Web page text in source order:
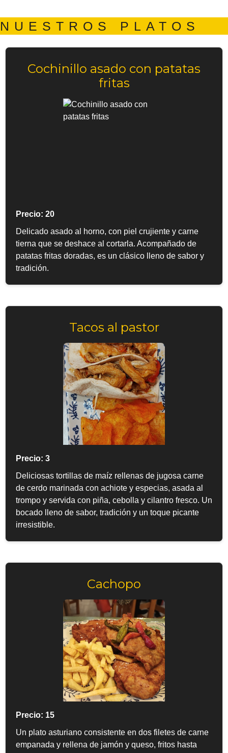
NUESTROS PLATOS
Cochinillo asado con patatas
fritas
Precio: 20
Delicado asado al horno, con piel crujiente y carne
tierna que se deshace al cortarla. Acompañado de
patatas fritas doradas, es un clásico lleno de sabor y
tradición.
Tacos al pastor
Precio: 3
Deliciosas tortillas de maíz rellenas de jugosa carne
de cerdo marinada con achiote y especias, asada al
trompo y servida con piña, cebolla y cilantro fresco. Un
bocado lleno de sabor, tradición y un toque picante
irresistible.
Cachopo
Precio: 15
Un plato asturiano consistente en dos filetes de carne
empanada y rellena de jamón y queso, fritos hasta